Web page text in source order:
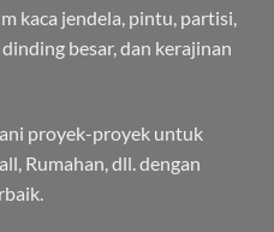
kaca jendela, pintu, partisi,
besar, dan kerajinan
proyek-proyek untuk
Rumahan, dll. dengan